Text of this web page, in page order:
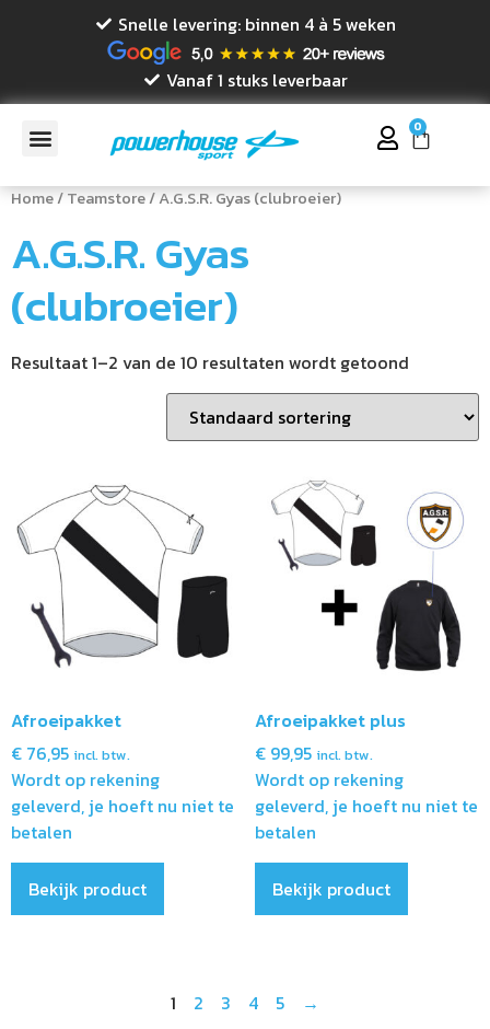
Snelle levering: binnen 4 à 5 weken
Vanaf 1 stuks leverbaar
0
Home/Teamstore/ A.G.S.R. Gyas (clubroeier)
A.G.S.R. Gyas
(clubroeier)
Resultaat 1–2 van de 10 resultaten wordt getoond
Afroeipakket
€ 76,95 incl. btw.
Wordt op rekening
geleverd, je hoeft nu niet te
betalen
Bekijk product
Afroeipakket plus
€99,95 incl. btw.
Wordt op rekening
geleverd, je hoeft nu niet te
betalen
Bekijk product
1 2 3 4 5 →